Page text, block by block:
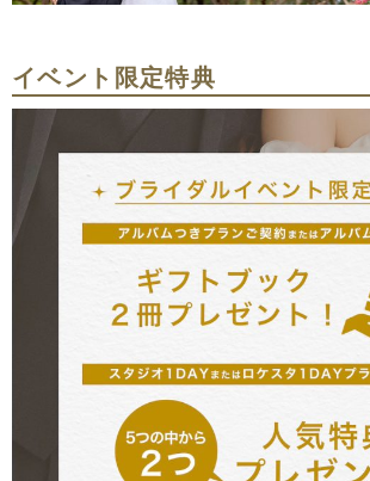
イベント限定特典